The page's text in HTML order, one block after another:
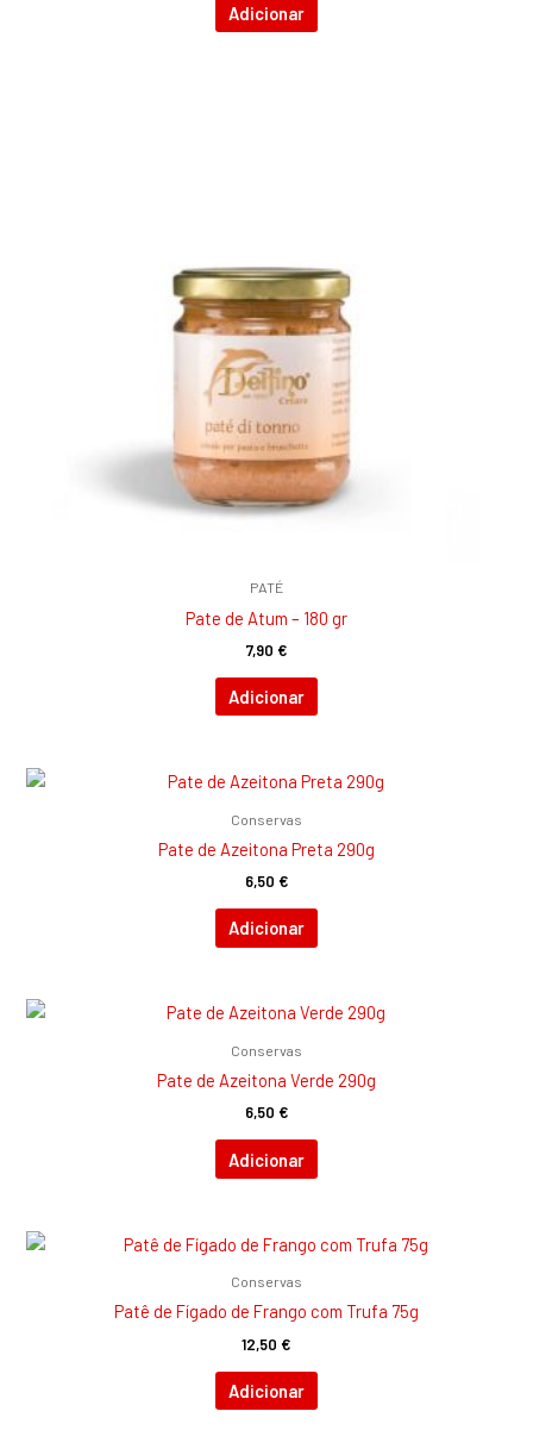
Adicionar
PATÉ
Pate de Atum – 180 gr
7,90 €
Adicionar
Conservas
Pate de Azeitona Preta 290g
6,50 €
Adicionar
Conservas
Pate de Azeitona Verde 290g
6,50 €
Adicionar
Conservas
Patê de Fígado de Frango com Trufa 75g
12,50 €
Adicionar